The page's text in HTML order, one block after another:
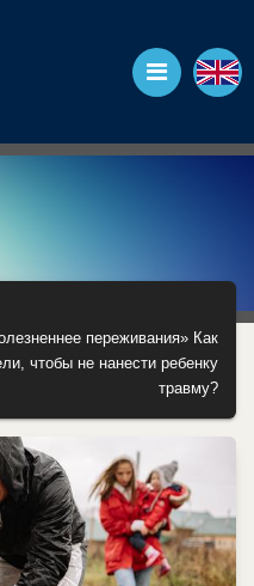
переживания» Как
чтобы не нанести ребенку
травму?